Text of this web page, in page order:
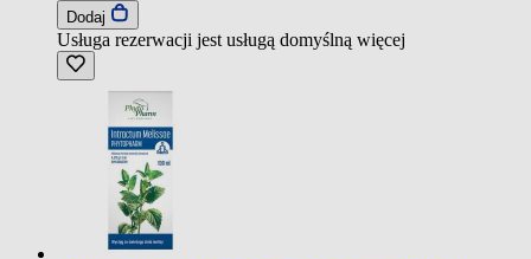
Dodaj
Usługa rezerwacji jest usługą domyślną więcej